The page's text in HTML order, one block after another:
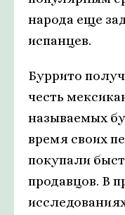
народа еще
испанцев.
Буррито
честь
называемых
время своих
покупали
продавцов. В